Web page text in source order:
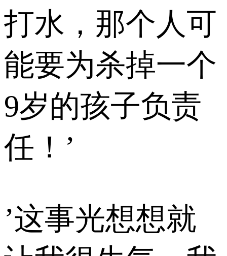
打水，那个人可
能要为杀掉一个
9岁的孩子负责
任！’
’这事光想想就